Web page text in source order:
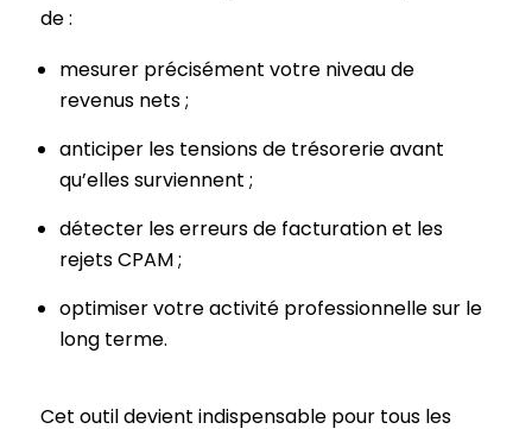
de :
mesurer précisément votre niveau de
revenus nets ;
anticiper les tensions de trésorerie avant
qu’elles surviennent ;
détecter les erreurs de facturation et les
rejets CPAM ;
optimiser votre activité professionnelle sur le
long terme.
Cet outil devient indispensable pour tous les